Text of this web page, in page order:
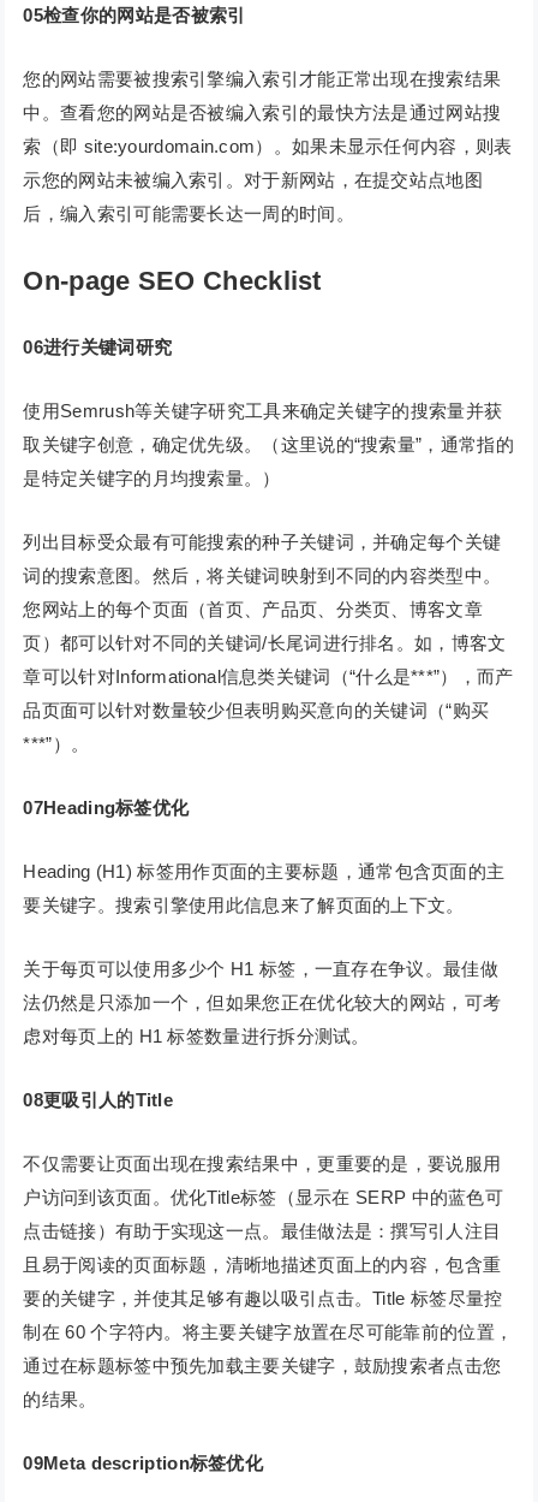
05检查你的网站是否被索引
您的网站需要被搜索引擎编入索引才能正常出现在搜索结果
中。查看您的网站是否被编入索引的最快方法是通过网站搜
索（即 site:yourdomain.com）。如果未显示任何内容，则表
示您的网站未被编入索引。对于新网站，在提交站点地图
后，编入索引可能需要长达一周的时间。
On-page SEO Checklist
06进行关键词研究
使用Semrush等关键字研究工具来确定关键字的搜索量并获
取关键字创意，确定优先级。（这里说的“搜索量”，通常指的
是特定关键字的月均搜索量。）
列出目标受众最有可能搜索的种子关键词，并确定每个关键
词的搜索意图。然后，将关键词映射到不同的内容类型中。
您网站上的每个页面（首页、产品页、分类页、博客文章
页）都可以针对不同的关键词/长尾词进行排名。如，博客文
章可以针对Informational信息类关键词（“什么是***”），而产
品页面可以针对数量较少但表明购买意向的关键词（“购买
***”）。
07Heading标签优化
Heading (H1) 标签用作页面的主要标题，通常包含页面的主
要关键字。搜索引擎使用此信息来了解页面的上下文。
关于每页可以使用多少个 H1 标签，一直存在争议。最佳做
法仍然是只添加一个，但如果您正在优化较大的网站，可考
虑对每页上的 H1 标签数量进行拆分测试。
08更吸引人的Title
不仅需要让页面出现在搜索结果中，更重要的是，要说服用
户访问到该页面。优化Title标签（显示在 SERP 中的蓝色可
点击链接）有助于实现这一点。最佳做法是：撰写引人注目
且易于阅读的页面标题，清晰地描述页面上的内容，包含重
要的关键字，并使其足够有趣以吸引点击。Title 标签尽量控
制在 60 个字符内。将主要关键字放置在尽可能靠前的位置，
通过在标题标签中预先加载主要关键字，鼓励搜索者点击您
的结果。
09Meta description标签优化